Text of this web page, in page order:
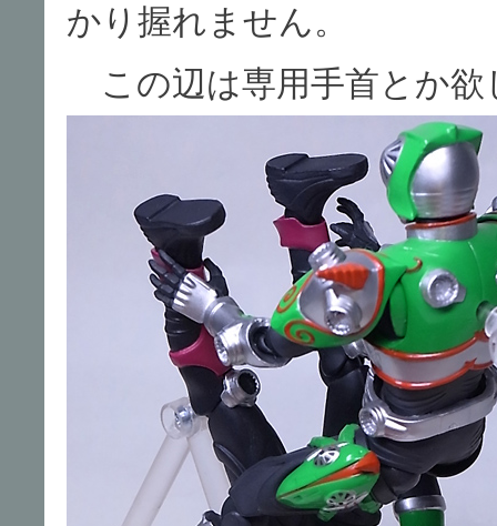
かり握れません。
この辺は専用手首とか欲